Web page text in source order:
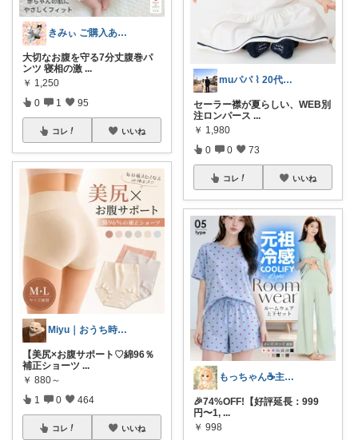
きみぃ ご購入ありがとうございます♪
大切なお腹を守る7分丈腹巻パ
ンツ 寝相の激 ...
￥ 1,250
0 1 95
コレ いいね
Miyu｜おうち時間の小さな幸せ🌸
【美尻×お腹サポート♡綿96％
補正ショーツ ...
￥ 880～
1 0 464
コレ いいね
muパパ ⌇ 20代パパの子育て
セーラー襟が夏らしい、WEB別
注ロンパース ...
￥ 1,980
0 0 73
コレ いいね
もっちゃん☕主婦の癒しとご褒美ROOM
🎉74%OFF!【好評延長：999
円〜1, ...
￥ 998